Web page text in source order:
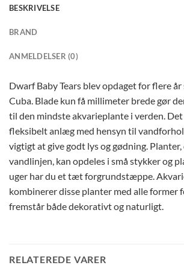
BESKRIVELSE
BRAND
ANMELDELSER (0)
Dwarf Baby Tears blev opdaget for flere år
Cuba. Blade kun få millimeter brede gør
til den mindste akvarieplante i verden.
fleksibelt anlæg med hensyn til
vigtigt at give godt lys og gødning.
vandlinjen, kan opdeles i små stykker og
uger har du et tæt forgrundstæppe.
kombinerer disse planter med alle former
fremstår både dekorativt og naturligt.
RELATEREDE VARER